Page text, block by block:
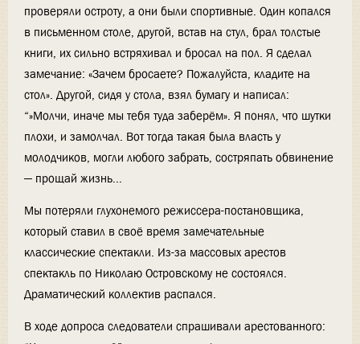
проверяли остроту, а они были спортивные. Один копался
в письменном столе, другой, встав на стул, брал толстые
книги, их сильно встряхивал и бросал на пол. Я сделал
замечание: «Зачем бросаете? Пожалуйста, кладите на
стол». Другой, сидя у стола, взял бумагу и написал:
“»Молчи, иначе мы тебя туда заберём». Я понял, что шутки
плохи, и замолчал. Вот тогда такая была власть у
молодчиков, могли любого забрать, состряпать обвинение
— прощай жизнь...
Мы потеряли глухонемого режиссера-постановщика,
который ставил в своё время замечательные
классические спектакли. Из-за массовых арестов
спектакль по Николаю Островскому не состоялся.
Драматический коллектив распался.
В ходе допроса следователи спрашивали арестованного: